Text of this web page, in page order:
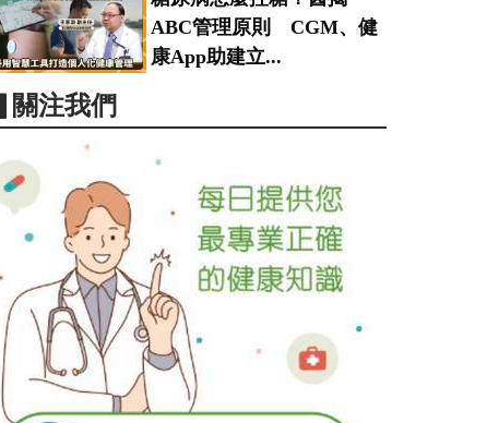
ABC管理原則 CGM、健
康App助建立...
▋關注我們